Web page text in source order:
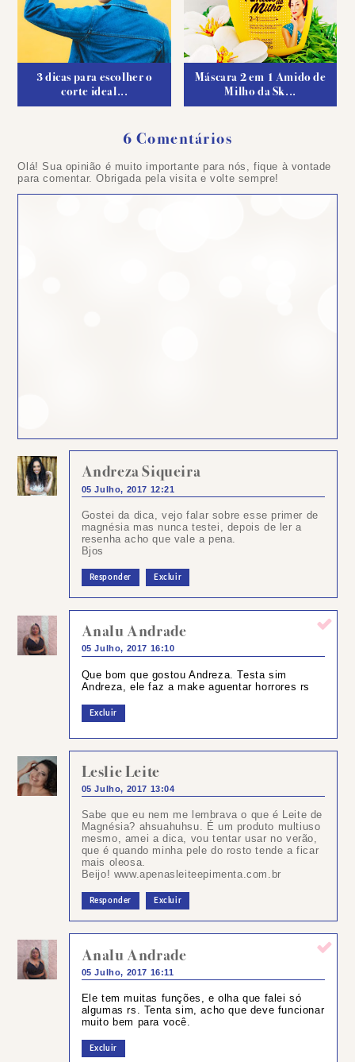
3 dicas para escolher o
corte ideal...
Máscara 2 em 1 Amido de
Milho da Sk...
6 Comentários
Olá! Sua opinião é muito importante para nós, fique à vontade
para comentar. Obrigada pela visita e volte sempre!
Andreza Siqueira
05 Julho, 2017 12:21
Gostei da dica, vejo falar sobre esse primer de
magnésia mas nunca testei, depois de ler a
resenha acho que vale a pena.
Bjos
Responder Excluir
Analu Andrade
05 Julho, 2017 16:10
Que bom que gostou Andreza. Testa sim
Andreza, ele faz a make aguentar horrores rs
Excluir
Leslie Leite
05 Julho, 2017 13:04
Sabe que eu nem me lembrava o que é Leite de
Magnésia? ahsuahuhsu. É um produto multiuso
mesmo, amei a dica, vou tentar usar no verão,
que é quando minha pele do rosto tende a ficar
mais oleosa.
Beijo! www.apenasleiteepimenta.com.br
Responder Excluir
Analu Andrade
05 Julho, 2017 16:11
Ele tem muitas funções, e olha que falei só
algumas rs. Tenta sim, acho que deve funcionar
muito bem para você.
Excluir